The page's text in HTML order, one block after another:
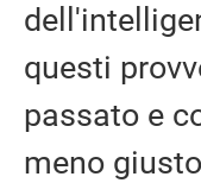
questi
passato e
meno